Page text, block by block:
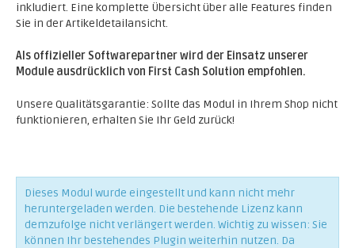
inkludiert. Eine komplette Übersicht über alle Features finden
Sie in der Artikeldetailansicht.
Als offizieller Softwarepartner wird der Einsatz unserer
Module ausdrücklich von First Cash Solution empfohlen.
Unsere Qualitätsgarantie: Sollte das Modul in Ihrem Shop nicht
funktionieren, erhalten Sie Ihr Geld zurück!
Dieses Modul wurde eingestellt und kann nicht mehr
heruntergeladen werden. Die bestehende Lizenz kann
demzufolge nicht verlängert werden. Wichtig zu wissen: Sie
können Ihr bestehendes Plugin weiterhin nutzen. Da